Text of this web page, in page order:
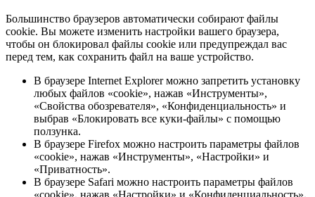
Большинство браузеров автоматически собирают файлы
cookie. Вы можете изменить настройки вашего браузера,
чтобы он блокировал файлы cookie или предупреждал вас
перед тем, как сохранить файл на ваше устройство.
В браузере Internet Explorer можно запретить установку
любых файлов «cookie», нажав «Инструменты»,
«Свойства обозревателя», «Конфиденциальность» и
выбрав «Блокировать все куки-файлы» с помощью
ползунка.
В браузере Firefox можно настроить параметры файлов
«cookie», нажав «Инструменты», «Настройки» и
«Приватность».
В браузере Safari можно настроить параметры файлов